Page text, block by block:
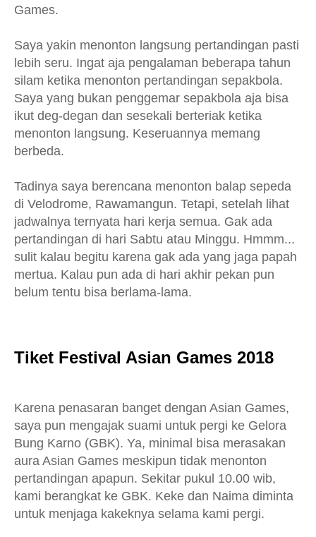
Games.
Saya yakin menonton langsung pertandingan pasti
lebih seru. Ingat aja pengalaman beberapa tahun
silam ketika menonton pertandingan sepakbola.
Saya yang bukan penggemar sepakbola aja bisa
ikut deg-degan dan sesekali berteriak ketika
menonton langsung. Keseruannya memang
berbeda.
Tadinya saya berencana menonton balap sepeda
di Velodrome, Rawamangun. Tetapi, setelah lihat
jadwalnya ternyata hari kerja semua. Gak ada
pertandingan di hari Sabtu atau Minggu. Hmmm...
sulit kalau begitu karena gak ada yang jaga papah
mertua. Kalau pun ada di hari akhir pekan pun
belum tentu bisa berlama-lama.
Tiket Festival Asian Games 2018
Karena penasaran banget dengan Asian Games,
saya pun mengajak suami untuk pergi ke Gelora
Bung Karno (GBK). Ya, minimal bisa merasakan
aura Asian Games meskipun tidak menonton
pertandingan apapun. Sekitar pukul 10.00 wib,
kami berangkat ke GBK. Keke dan Naima diminta
untuk menjaga kakeknya selama kami pergi.